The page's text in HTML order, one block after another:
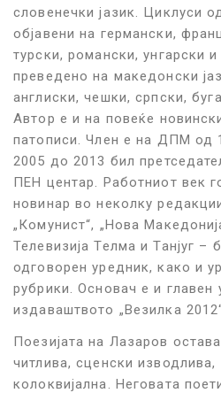
словенечки јазик. Циклуси
објавени на германски,
турски, романски, унгарски и
преведено на македонски
англиски, чешки, српски,
Автор е и на повеќе
патописи. Член е на ДПМ од
2005 до 2013 бил
ПЕН центар. Работниот век
новинар во неколку
„Комунист“, „Нова
Телевизија Телма и Танјуг –
одговорен уредник, како и
рубрики. Основачеи главен
издаваштвото „Везилка
Поезијата на Лазаров
читлива, сценски изводлива,
колоквијална. Неговата